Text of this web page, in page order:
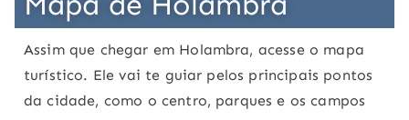
Assim que chegar em Holambra, acesse o mapa
turístico. Ele vai te guiar pelos principais pontos
da cidade, como o centro, parques e os campos